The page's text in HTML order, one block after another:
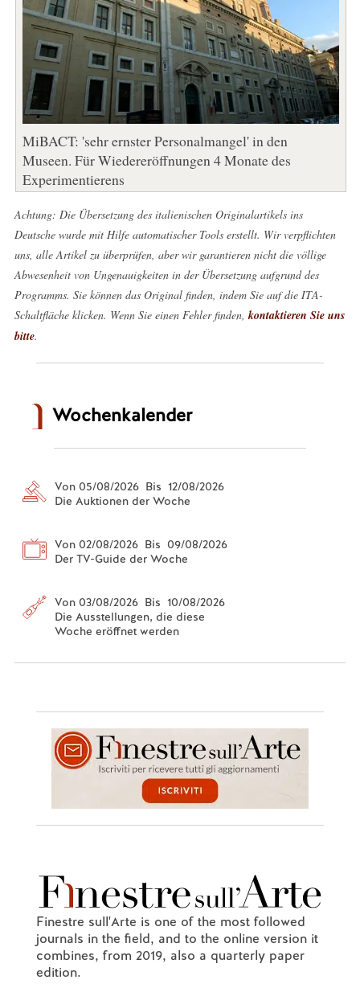
MiBACT: 'sehr ernster Personalmangel' in den
Museen. Für Wiedereröffnungen 4 Monate des
Experimentierens
Achtung: Die Übersetzung des italienischen Originalartikels ins
Deutsche wurde mit Hilfe automatischer Tools erstellt. Wir verpflichten
uns, alle Artikel zu überprüfen, aber wir garantieren nicht die völlige
Abwesenheit von Ungenauigkeiten in der Übersetzung aufgrund des
Programms. Sie können das Original finden, indem Sie auf die ITA-
Schaltfläche klicken. Wenn Sie einen Fehler finden, kontaktieren Sie uns
bitte.
Wochenkalender
Von 05/08/2026 Bis 12/08/2026
Die Auktionen der Woche
Von 02/08/2026 Bis 09/08/2026
Der TV-Guide der Woche
Von 03/08/2026 Bis 10/08/2026
Die Ausstellungen, die diese
Woche eröffnet werden
Finestre sull'Arte is one of the most followed
journals in the field, and to the online version it
combines, from 2019, also a quarterly paper
edition.